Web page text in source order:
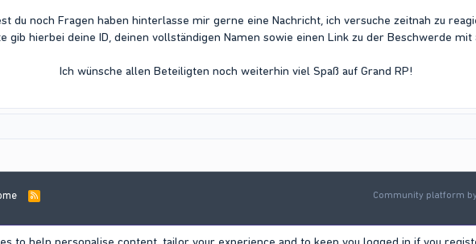
du noch Fragen haben hinterlasse mir gerne eine Nachricht, ich versuche zeitnah zu
gib hierbei deine ID, deinen vollständigen Namen sowie einen Link zu der Beschwerde mit
Ich wünsche allen Beteiligten noch weiterhin viel Spaß auf Grand RP!​
R
Community platform